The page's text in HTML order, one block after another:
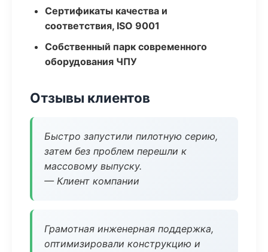
Сертификаты качества и
соответствия, ISO 9001
Собственный парк современного
оборудования ЧПУ
Отзывы клиентов
Быстро запустили пилотную серию,
затем без проблем перешли к
массовому выпуску.
— Клиент компании
Грамотная инженерная поддержка,
оптимизировали конструкцию и